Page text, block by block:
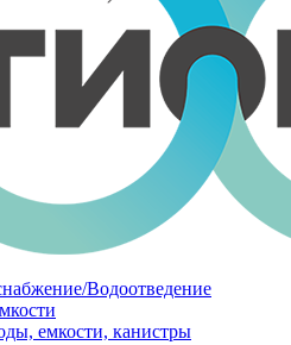
Водоотведение
емкости, канистры